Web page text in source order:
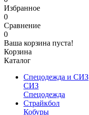
Избранное
0
Сравнение
0
Ваша корзина пуста!
Корзина
Каталог
Спецодежда и СИЗ
СИЗ
Спецодежда
Страйкбол
Кобуры